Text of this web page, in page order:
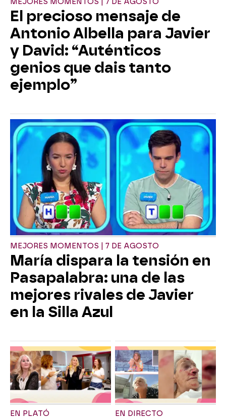
MEJORES MOMENTOS | 7 DE AGOSTO
El precioso mensaje de
Antonio Albella para Javier
y David: “Auténticos
genios que dais tanto
ejemplo”
MEJORES MOMENTOS | 7 DE AGOSTO
María dispara la tensión en
Pasapalabra: una de las
mejores rivales de Javier
en la Silla Azul
EN PLATÓ EN DIRECTO